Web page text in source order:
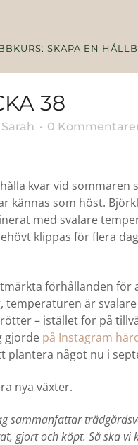
SKAPA EN
38
Sarah 0
kvar vid sommaren
kännas som höst.
med svalare
klippas för flera
förhållanden för
temperaturen är
– istället för på
gjorde på Instagram
plantera något nu i
nya växter.
sammanfattar
gjort och köpt. Så ska vi